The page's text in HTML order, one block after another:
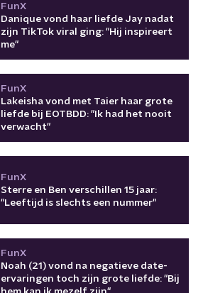
FunX
Danique vond haar liefde Jay nadat
zijn TikTok viral ging: "Hij inspireert
me"
FunX
Lakeisha vond met Taier haar grote
liefde bij EOTBDD: "Ik had het nooit
verwacht"
FunX
Sterre en Ben verschillen 15 jaar:
"Leeftijd is slechts een nummer"
FunX
Noah (21) vond na negatieve date-
ervaringen toch zijn grote liefde: "Bij